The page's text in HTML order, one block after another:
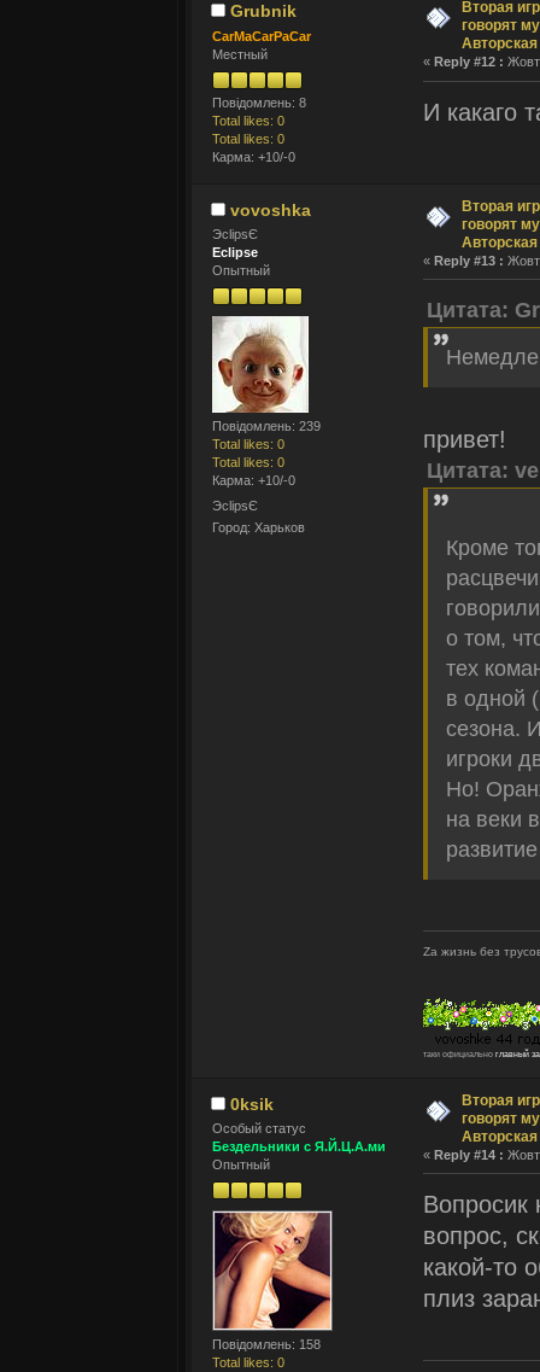
Grubnik
CarMaCarPaCar
Местный
Повідомлень: 8
Total likes: 0
Total likes: 0
Карма: +10/-0
Вторая
говорят
« Reply #12 :
И какаго
vovoshka
ЭclipsЄ
Eclipse
Опытный
Повідомлень: 239
Total likes: 0
Total likes: 0
Карма: +10/-0
ЭclipsЄ
Город: Харьков
Вторая
говорят
« Reply #13 :
Цитата:
привет!
Цитата:
Кроме
о том,
тех
в одной
сезона.
игроки
Но!
на веки
Zа жизнь без
таки официально главный
0ksik
Оcобый статус
Бездельники с Я.Й.Ц.А.ми
Опытный
Повідомлень: 158
Total likes: 0
Вторая
говорят
« Reply #14 :
Вопросик
вопрос,
какой-то
плиз